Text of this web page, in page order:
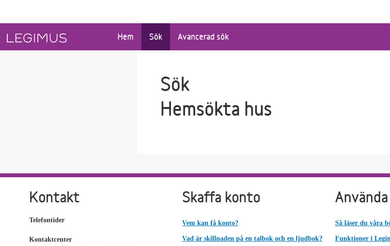
Hem Sök Avancerad sök
Sök
Hemsökta hus
Kontakt
Telefontider
Kontaktcenter
Skaffa konto
Vem kan få konto?
Vad är skillnaden på en talbok och en ljudbok?
Så läser du våra
Funktioner i